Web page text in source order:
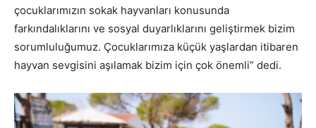
çocuklarımızın sokak hayvanları konusunda
farkındalıklarını ve sosyal duyarlıklarını geliştirmek bizim
sorumluluğumuz. Çocuklarımıza küçük yaşlardan itibaren
hayvan sevgisini aşılamak bizim için çok önemli” dedi.